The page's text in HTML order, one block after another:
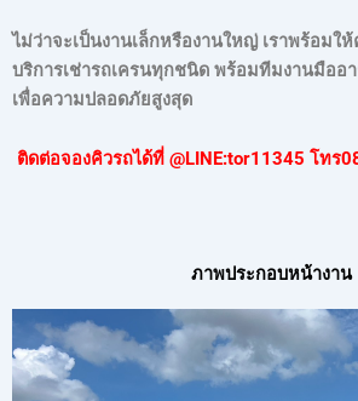
ไม่ว่าจะเป็นงานเล็กหรืองานใหญ่ เราพร้อมใ
บริการเช่ารถเครนทุกชนิด พร้อมทีมงานมืออ
เพื่อความปลอดภัยสูงสุด
ติดต่อจองคิวรถได้ที่ @LINE:tor11345 โทร
ภาพประกอบหน้างาน